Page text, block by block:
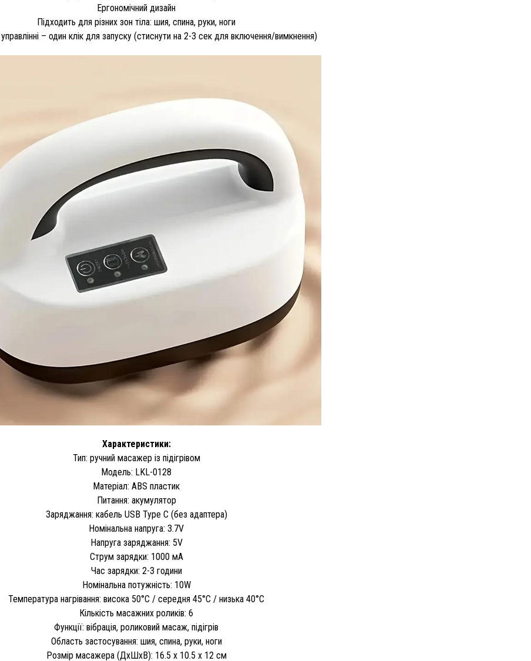
Ергономічний дизайн
Підходить для різних зон тіла: шия, спина, руки, ноги
– один клік для запуску (стиснути на 2-3 сек для включення/вимкнення)
Характеристики:
Тип: ручний масажер із підігрівом
Модель: LKL-0128
Матеріал: ABS пластик
Питання: акумулятор
Заряджання: кабель USB Type C (без адаптера)
Номінальна напруга: 3.7V
Напруга заряджання: 5V
Струм зарядки: 1000 мА
Час зарядки: 2-3 години
Номінальна потужність: 10W
Температура нагрівання: висока 50°C / середня 45°C / низька 40°C
Кількість масажних роликів: 6
Функції: вібрація, роликовий масаж, підігрів
Область застосування: шия, спина, руки, ноги
Розмір масажера (ДхШхВ): 16.5 х 10.5 х 12 см